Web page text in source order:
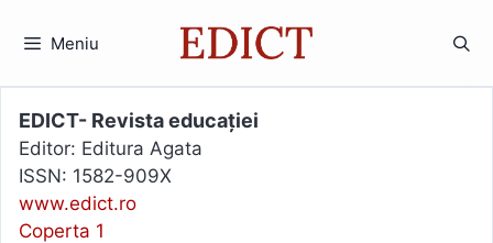
Meniu
EDICT- Revista educației
Editor: Editura Agata
ISSN: 1582-909X
www.edict.ro
Coperta 1